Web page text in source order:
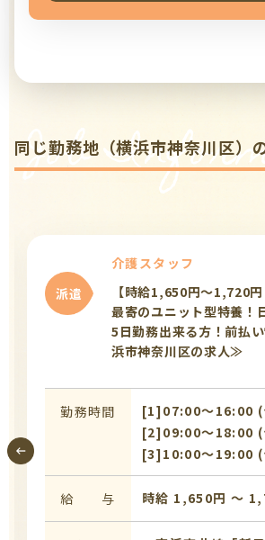
Job
同じ勤務地（横浜市神奈川区）
派遣
介護スタッフ
【時給1,650円～1,720
最寄のユニット型特養！
5日勤務出来る方！前払
浜市神奈川区の求人≫
勤務時間
[1]07:00〜16:00 (
[2]09:00〜18:00 (
[3]10:00〜19:00 (
給 与 時給 1,650円 〜